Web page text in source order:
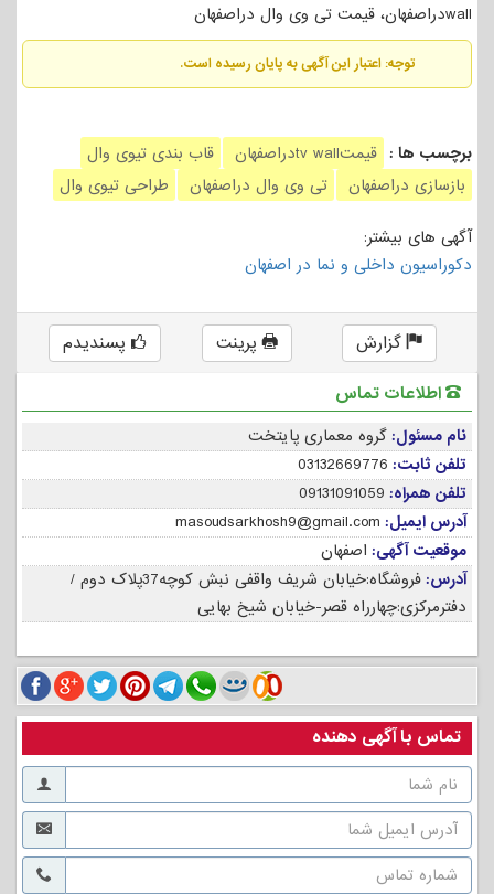
wallدراصفهان، قیمت تی وی وال دراصفهان
توجه: اعتبار این آگهی به پایان رسیده است.
برچسب ها : قیمتtv wallدراصفهان
قاب بندی تیوی وال
بازسازی دراصفهان
تی وی وال دراصفهان طراحی تیوی وال
آگهی های بیشتر:
دکوراسیون داخلی و نما در اصفهان
گزارش پرینت
پسندیدم
اطلاعات تماس
نام مسئول:گروه معماری پایتخت
تلفن ثابت: 03132669776
تلفن همراه: 09131091059
آدرس ایمیل: masoudsarkhosh9@gmail.com
موقعیت آگهی: اصفهان
آدرس:
فروشگاه:خیابان شریف واقفی نبش کوچه37پلاک دوم /
دفترمرکزی:چهارراه قصر-خیابان شیخ بهایی
تماس با آگهی دهنده